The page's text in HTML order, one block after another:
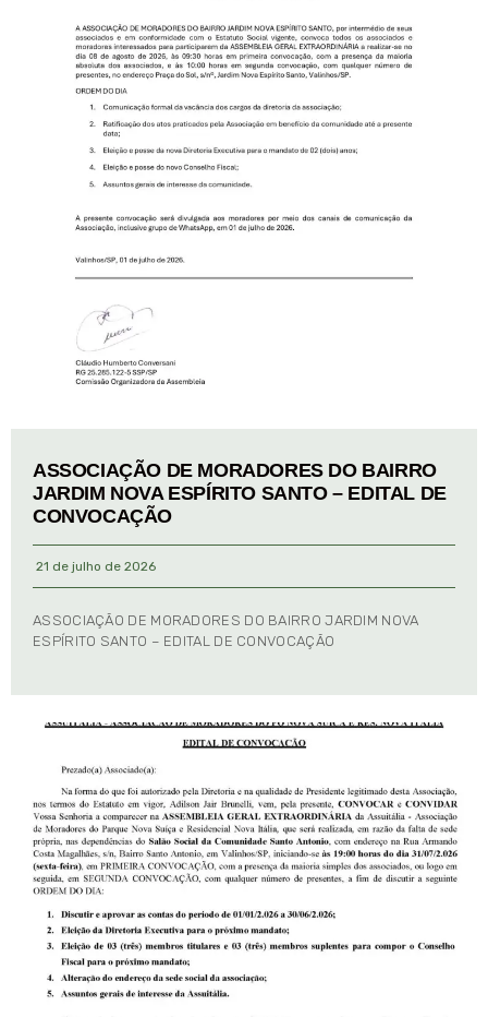
ASSOCIAÇÃO DE MORADORES DO BAIRRO
JARDIM NOVA ESPÍRITO SANTO – EDITAL DE
CONVOCAÇÃO
21 de julho de 2026
ASSOCIAÇÃO DE MORADORES DO BAIRRO JARDIM NOVA
ESPÍRITO SANTO – EDITAL DE CONVOCAÇÃO